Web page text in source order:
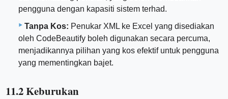
pengguna dengan kapasiti sistem terhad.
Tanpa Kos: Penukar XML ke Excel yang disediakan
oleh CodeBeautify boleh digunakan secara percuma,
menjadikannya pilihan yang kos efektif untuk pengguna
yang mementingkan bajet.
11.2 Keburukan